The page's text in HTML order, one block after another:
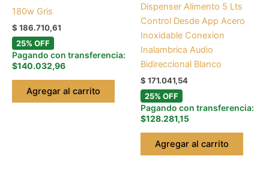
180w Gris
$ 186.710,61
25% OFF
Pagando con transferencia:
$140.032,96
Agregar al carrito
Dispenser Alimento 5 Lts
Control Desde App Acero
Inoxidable Conexion
Inalambrica Audio
Bidireccional Blanco
$ 171.041,54
25% OFF
Pagando con transferencia:
$128.281,15
Agregar al carrito